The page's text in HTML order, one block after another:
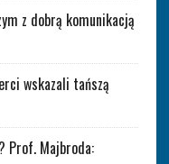
z dobrą komunikacją
wskazali tańszą
Prof. Majbroda: